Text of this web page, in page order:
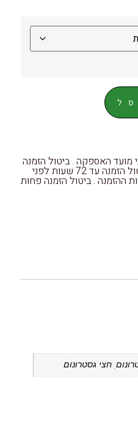
48 שעות לפני מועד האספקה . ביטול הזמנה
עד 7 ימי עסקים ללא חיוב . ביטול הזמנה עד 72 שעות לפני
יחויב ב50% מעלות ההזמנה . ביטול הזמנה פחות
חצי גסטרונום